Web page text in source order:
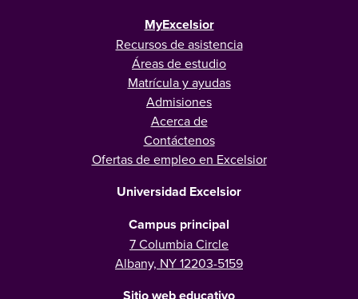
MyExcelsior
Recursos de asistencia
Áreas de estudio
Matrícula y ayudas
Admisiones
Acerca de
Contáctenos
Ofertas de empleo en Excelsior
Universidad Excelsior
Campus principal
7 Columbia Circle
Albany, NY 12203-5159